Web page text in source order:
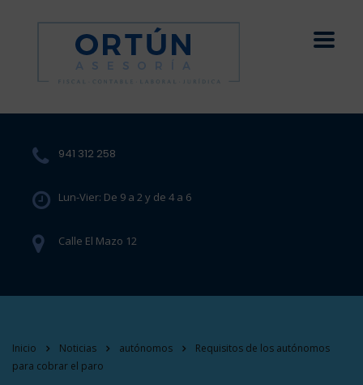
941 312 258
Lun-Vier: De 9 a 2 y de 4 a 6
Calle El Mazo 12
Inicio Noticias autónomos
Requisitos de los autónomos
para cobrar el paro